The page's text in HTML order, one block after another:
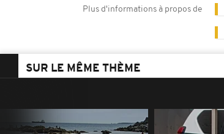
Plus d'informations à propos de
SUR LE MÊME THÈME